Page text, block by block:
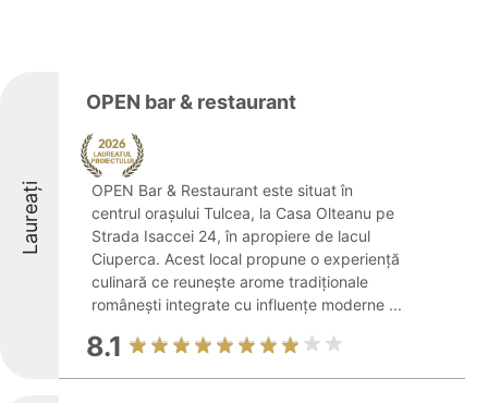
Laureați
OPEN bar & restaurant
OPEN Bar & Restaurant este situat în
centrul orașului Tulcea, la Casa Olteanu pe
Strada Isaccei 24, în apropiere de lacul
Ciuperca. Acest local propune o experiență
culinară ce reunește arome tradiționale
românești integrate cu influențe moderne ...
8.1